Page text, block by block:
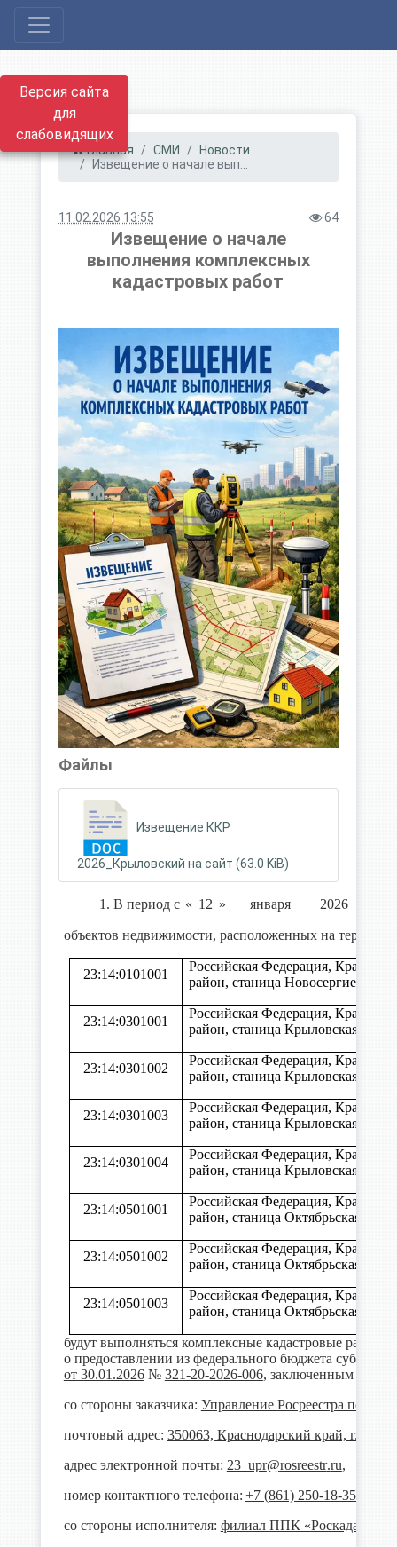
Версия сайта
для
слабовидящих
Главная СМИ
Новости
Извещение о начале вып...
11.02.2026 13:55 64
Извещение о начале
выполнения комплексных
кадастровых работ
Файлы
Извещение ККР
2026_Крыловский на сайт (63.0 KiB)
1. В период с « 12 » января 2026
объектов недвижимости, расположенных на
23:14:0101001
Российская Федерация,
район, станица Новосергиевская
23:14:0301001
Российская Федерация,
район, станица Крыловская
23:14:0301002
Российская Федерация,
район, станица Крыловская
23:14:0301003
Российская Федерация,
район, станица Крыловская
23:14:0301004
Российская Федерация,
район, станица Крыловская
23:14:0501001
Российская Федерация,
район, станица Октябрьская
23:14:0501002
Российская Федерация,
район, станица Октябрьская
23:14:0501003
Российская Федерация,
район, станица Октябрьская
будут выполняться комплексные кадастровые работы
о предоставлении из федерального бюджета
от 30.01.2026№ 321-20-2026-006, заключенным
со стороны заказчика: Управление Росреестра по
почтовый адрес: 350063, Краснодарский край, г.
адрес электронной почты: 23_ upr@rosreestr.ru,
номер контактного телефона: +7 (861) 250-18-35 (доб.
со стороны исполнителя: филиал ППК «Роскадастр»